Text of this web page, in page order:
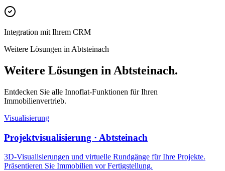
Integration mit Ihrem CRM
Weitere Lösungen in Abtsteinach
Weitere Lösungen in Abtsteinach.
Entdecken Sie alle Innoflat-Funktionen für Ihren
Immobilienvertrieb.
Visualisierung
Projektvisualisierung · Abtsteinach
3D-Visualisierungen und virtuelle Rundgänge für Ihre Projekte.
Präsentieren Sie Immobilien vor Fertigstellung.